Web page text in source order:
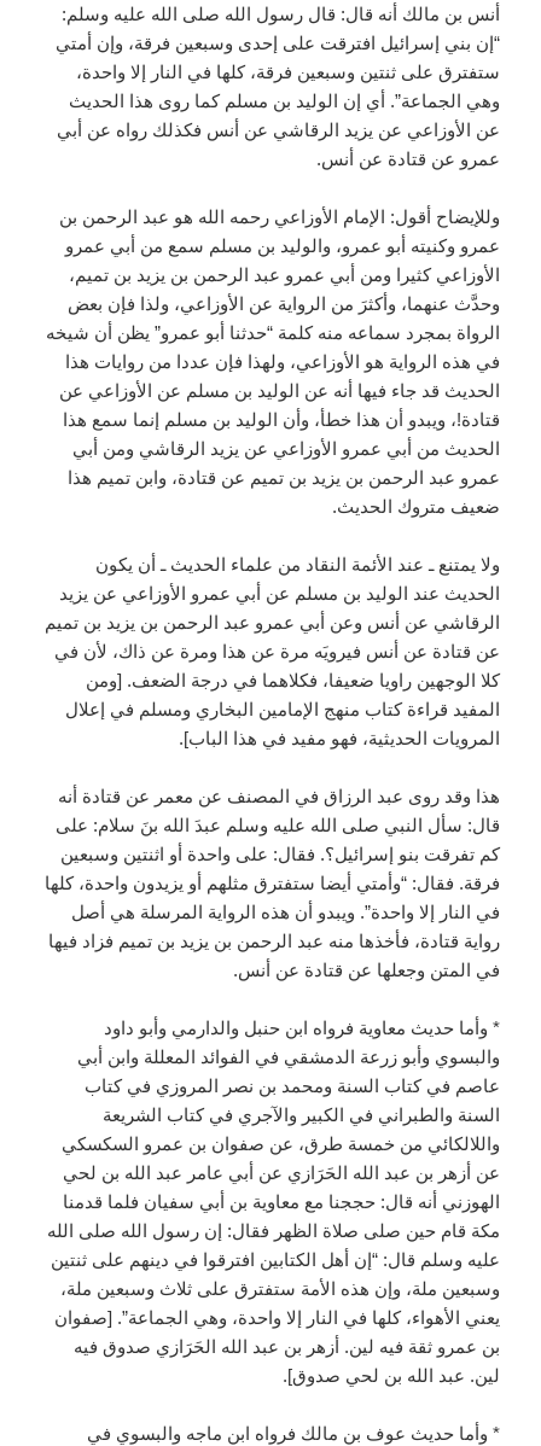
أنس بن مالك أنه قال: قال رسول الله صلى الله عليه وسلم:
“إن بني إسرائيل افترقت على إحدى وسبعين فرقة، وإن أمتي
ستفترق على ثنتين وسبعين فرقة، كلها في النار إلا واحدة،
وهي الجماعة”. أي إن الوليد بن مسلم كما روى هذا الحديث
عن الأوزاعي عن يزيد الرقاشي عن أنس فكذلك رواه عن أبي
عمرو عن قتادة عن أنس.
وللإيضاح أقول: الإمام الأوزاعي رحمه الله هو عبد الرحمن بن
عمرو وكنيته أبو عمرو، والوليد بن مسلم سمع من أبي عمرو
الأوزاعي كثيرا ومن أبي عمرو عبد الرحمن بن يزيد بن تميم،
وحدَّث عنهما، وأكثرَ من الرواية عن الأوزاعي، ولذا فإن بعض
الرواة بمجرد سماعه منه كلمة “حدثنا أبو عمرو” يظن أن شيخه
في هذه الرواية هو الأوزاعي، ولهذا فإن عددا من روايات هذا
الحديث قد جاء فيها أنه عن الوليد بن مسلم عن الأوزاعي عن
قتادة!، ويبدو أن هذا خطأ، وأن الوليد بن مسلم إنما سمع هذا
الحديث من أبي عمرو الأوزاعي عن يزيد الرقاشي ومن أبي
عمرو عبد الرحمن بن يزيد بن تميم عن قتادة، وابن تميم هذا
ضعيف متروك الحديث.
ولا يمتنع ـ عند الأئمة النقاد من علماء الحديث ـ أن يكون
الحديث عند الوليد بن مسلم عن أبي عمرو الأوزاعي عن يزيد
الرقاشي عن أنس وعن أبي عمرو عبد الرحمن بن يزيد بن تميم
عن قتادة عن أنس فيرويَه مرة عن هذا ومرة عن ذاك، لأن في
كلا الوجهين راويا ضعيفا، فكلاهما في درجة الضعف. [ومن
المفيد قراءة كتاب منهج الإمامين البخاري ومسلم في إعلال
المرويات الحديثية، فهو مفيد في هذا الباب].
هذا وقد روى عبد الرزاق في المصنف عن معمر عن قتادة أنه
قال: سأل النبي صلى الله عليه وسلم عبدَ الله بنَ سلام: على
كم تفرقت بنو إسرائيل؟. فقال: على واحدة أو اثنتين وسبعين
فرقة. فقال: “وأمتي أيضا ستفترق مثلهم أو يزيدون واحدة، كلها
في النار إلا واحدة”. ويبدو أن هذه الرواية المرسلة هي أصل
رواية قتادة، فأخذها منه عبد الرحمن بن يزيد بن تميم فزاد فيها
في المتن وجعلها عن قتادة عن أنس.
* وأما حديث معاوية فرواه ابن حنبل والدارمي وأبو داود
والبسوي وأبو زرعة الدمشقي في الفوائد المعللة وابن أبي
عاصم في كتاب السنة ومحمد بن نصر المروزي في كتاب
السنة والطبراني في الكبير والآجري في كتاب الشريعة
واللالكائي من خمسة طرق، عن صفوان بن عمرو السكسكي
عن أزهر بن عبد الله الحَرَازي عن أبي عامر عبد الله بن لحي
الهوزني أنه قال: حججنا مع معاوية بن أبي سفيان فلما قدمنا
مكة قام حين صلى صلاة الظهر فقال: إن رسول الله صلى الله
عليه وسلم قال: “إن أهل الكتابين افترقوا في دينهم على ثنتين
وسبعين ملة، وإن هذه الأمة ستفترق على ثلاث وسبعين ملة،
يعني الأهواء، كلها في النار إلا واحدة، وهي الجماعة”. [صفوان
بن عمرو ثقة فيه لين. أزهر بن عبد الله الحَرَازي صدوق فيه
لين. عبد الله بن لحي صدوق].
* وأما حديث عوف بن مالك فرواه ابن ماجه والبسوي في